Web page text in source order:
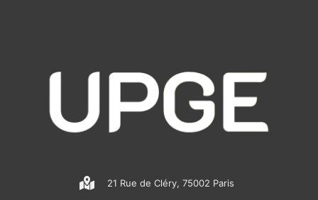
21 Rue de Cléry, 75002 Paris